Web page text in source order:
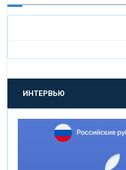
«БАНК САНКТ-ПЕТЕРБУРГ»
«ПРОМСВЯЗЬБАНК»
«НОВИКОМБАНК»
ИНТЕРВЬЮ